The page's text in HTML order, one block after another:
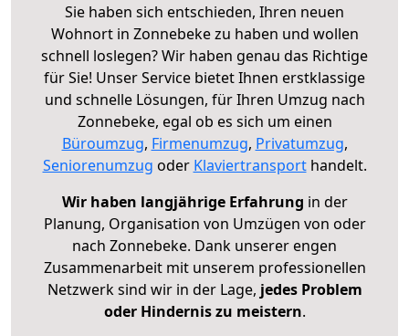
Sie haben sich entschieden, Ihren neuen
Wohnort in Zonnebeke zu haben und wollen
schnell loslegen? Wir haben genau das Richtige
für Sie! Unser Service bietet Ihnen erstklassige
und schnelle Lösungen, für Ihren Umzug nach
Zonnebeke, egal ob es sich um einen
Büroumzug, Firmenumzug, Privatumzug,
Seniorenumzug oder Klaviertransporthandelt.
Wir haben langjährige Erfahrung in der
Planung, Organisation von Umzügen von oder
nach Zonnebeke. Dank unserer engen
Zusammenarbeit mit unserem professionellen
Netzwerk sind wir in der Lage, jedes Problem
oder Hindernis zu meistern.